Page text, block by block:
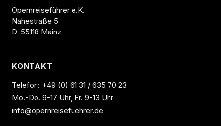
Opernreiseführer e.K.
Nahestraße 5
D-55118 Mainz
KONTAKT
Telefon: +49 (0) 61 31 / 635 70 23
Mo.-Do. 9-17 Uhr, Fr. 9-13 Uhr
info@opernreisefuehrer.de